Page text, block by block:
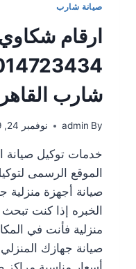
صيانة شارب
ارقام
شارب
By
admin نوفمبر 24, 2019
خدمات توكيل صيانة
الموقع الرسمى
الخبره إذا كنت
منزلية فأنت في